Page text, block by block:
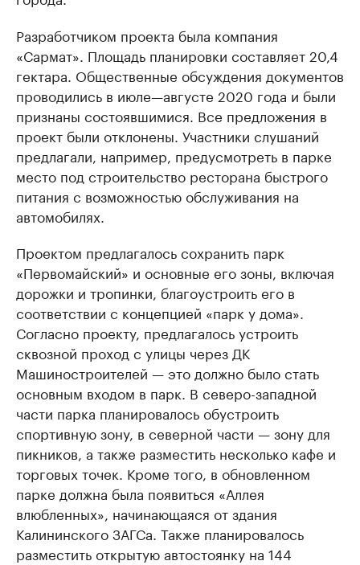
Разработчиком проекта была компания
«Сармат». Площадь планировки составляет 20,4
гектара. Общественные обсуждения документов
проводились в июле—августе 2020 года и были
признаны состоявшимися. Все предложения в
проект были отклонены. Участники слушаний
предлагали, например, предусмотреть в парке
место под строительство ресторана быстрого
питания с возможностью обслуживания на
автомобилях.
Проектом предлагалось сохранить парк
«Первомайский» и основные его зоны, включая
дорожки и тропинки, благоустроить его в
соответствии с концепцией «парк у дома».
Согласно проекту, предлагалось устроить
сквозной проход с улицы через ДК
Машиностроителей — это должно было стать
основным входом в парк. В северо-западной
части парка планировалось обустроить
спортивную зону, в северной части — зону для
пикников, а также разместить несколько кафе и
торговых точек. Кроме того, в обновленном
парке должна была появиться «Аллея
влюбленных», начинающаяся от здания
Калининского ЗАГСа. Также планировалось
разместить открытую автостоянку на 144